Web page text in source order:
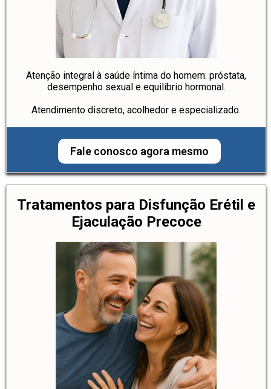
Atenção integral à saúde íntima do homem: próstata,
desempenho sexual e equilíbrio hormonal.
Atendimento discreto, acolhedor e especializado.
Fale conosco agora mesmo
Tratamentos para Disfunção Erétil e
Ejaculação Precoce